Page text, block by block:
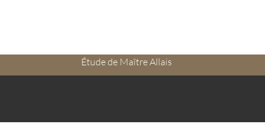
Étude de Maître Allais